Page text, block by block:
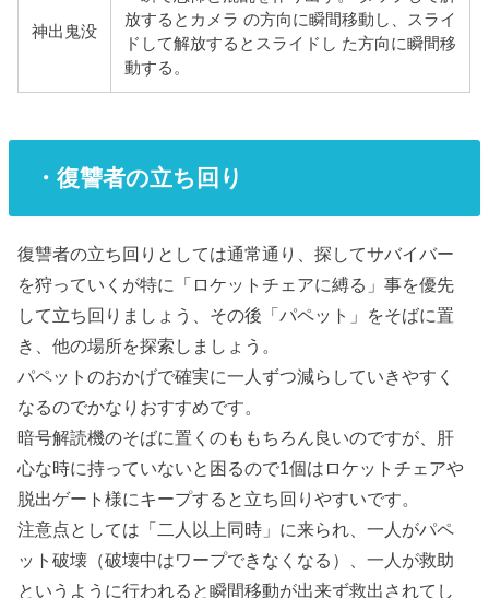
神出鬼没
放するとカメラ の方向に瞬間移動し、スライ
ドして解放するとスライドし た方向に瞬間移
動する。
・復讐者の立ち回り
復讐者の立ち回りとしては通常通り、探してサバイバー
を狩っていくが特に「ロケットチェアに縛る」事を優先
して立ち回りましょう、その後「パペット」をそばに置
き、他の場所を探索しましょう。
パペットのおかげで確実に一人ずつ減らしていきやすく
なるのでかなりおすすめです。
暗号解読機のそばに置くのももちろん良いのですが、肝
心な時に持っていないと困るので1個はロケットチェアや
脱出ゲート様にキープすると立ち回りやすいです。
注意点としては「二人以上同時」に来られ、一人がパペ
ット破壊（破壊中はワープできなくなる）、一人が救助
というように行われると瞬間移動が出来ず救出されてし